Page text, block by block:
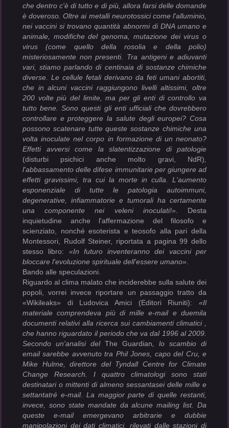
che dentro c'è di tutto e di più, allora farsi delle domande
è doveroso. Oltre ai metalli neurotossici come l'alluminio,
nei vaccini si trovano quantità abnormi di DNA umano e
animale, modifiche del genoma, mutazione dei virus o
virus (come quello della rosolia e della polio)
misteriosamente non presenti. Tra antigeni e adiuvanti
vari, stiamo parlando di centinaia di sostanze chimiche
diverse. Le cellule fetali derivano da feti umani abortiti,
che in alcuni vaccini raggiungono livelli altissimi, oltre
200 volte più del limite, ma per gli enti di controllo va
tutto bene. Sono questi gli enti ufficiali che dovrebbero
controllare e proteggere la salute degli europei? Cosa
possono scatenare tutte queste sostanze chimiche una
volta inoculate nel corpo in formazione di un neonato?
Effetti avversi come la slatentizzazione di patologie
(disturbi psichici anche molto gravi, NdR)
l'abbassamento delle difese immunitarie per giungere ad
effetti gravissimi, tra cui la morte in culla. L'aumento
esponenziale di tutte le patologia autoimmuni,
degenerative, infiammatorie e tumorali ha certamente
una componente nei veleni inoculati!» . Desta
inquietudine anche l'affermazione del filosofo e
scienziato, nonché esoterista e teosofo alla pari della
Montessori, Rudolf Steiner, riportata a pagina 99 dello
stesso libro: «In futuro inventeranno dei vaccini per
bloccare l'evoluzione spirituale dell'essere umano»
Bando alle speculazioni.
Riguardo al clima malato che inciderebbe sulla salute dei
popoli, vorrei invece riportare un passaggio tratto da
«Wikileaks» di Ludovica Amici (Editori Riuniti): «Il
materiale comprendeva più di mille e-mail e duemila
documenti relativi alla ricerca sui cambiamenti climatici ,
che hanno riguardato il periodo che va dal 1996 al 2009.
Secondo un'analisi delThe Guardian , lo scambio di
email sarebbe avvenuto tra Phil Jones, capo del Cru, e
Mike Hulme, direttore del Tyndall Centre for Climate
Change Research. I quattro climatologi sono stati
destinatari o mittenti di almeno sessantasei delle mille e
settantatré e-mail. La maggior parte di quelle restanti,
invece, sono state mandate da alcune mailing list. Da
queste e-mail emergevano arbitrarie e dubbie
manipolazioni dei dati climatici, rilevati dalle stazioni di